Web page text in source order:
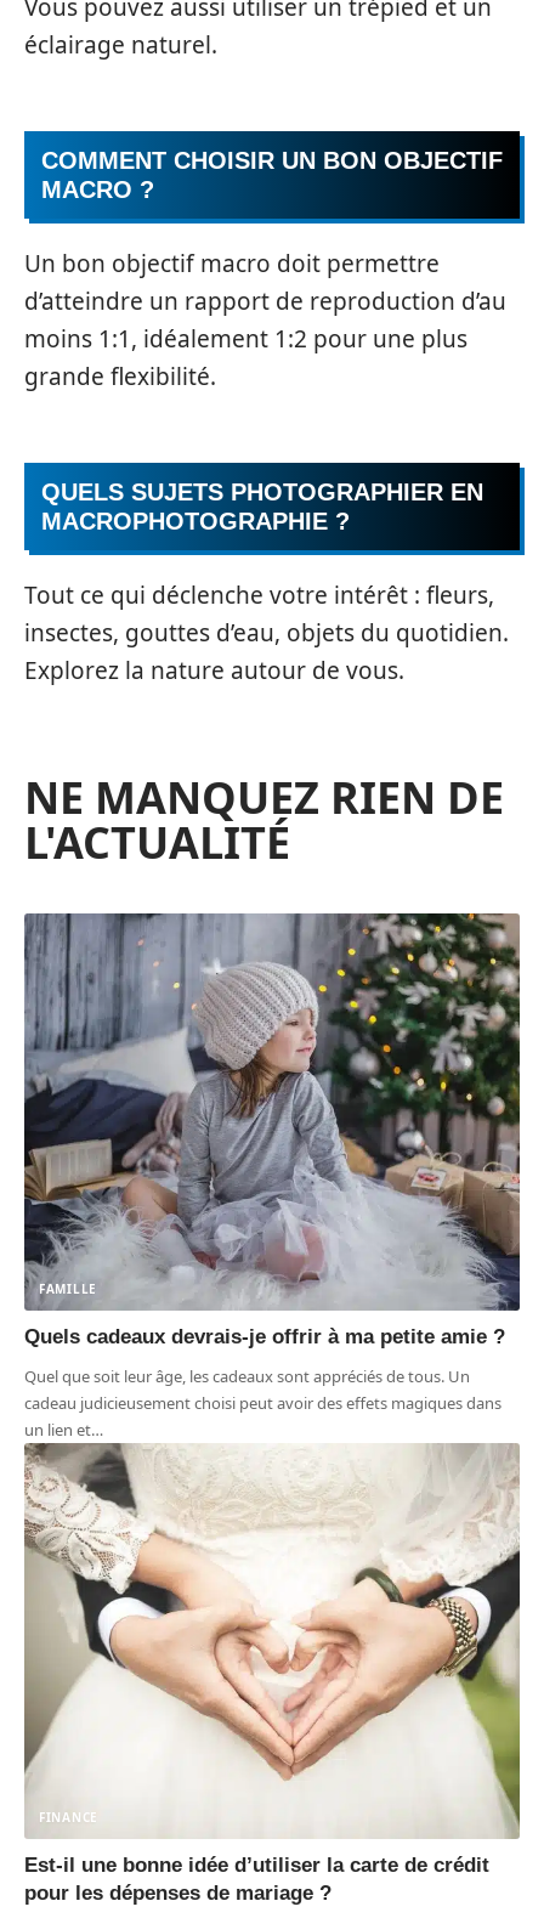
Vous pouvez aussi utiliser un trépied et un
éclairage naturel.
COMMENT CHOISIR UN BON OBJECTIF
MACRO ?
Un bon objectif macro doit permettre
d’atteindre un rapport de reproduction d’au
moins 1:1, idéalement 1:2 pour une plus
grande flexibilité.
QUELS SUJETS PHOTOGRAPHIER EN
MACROPHOTOGRAPHIE ?
Tout ce qui déclenche votre intérêt : fleurs,
insectes, gouttes d’eau, objets du quotidien.
Explorez la nature autour de vous.
NE MANQUEZ RIEN DE
L'ACTUALITÉ
FAMILLE
Quels cadeaux devrais-je offrir à ma petite amie ?
Quel que soit leur âge, les cadeaux sont appréciés de tous. Un
cadeau judicieusement choisi peut avoir des effets magiques dans
un lien et…
FINANCE
Est-il une bonne idée d’utiliser la carte de crédit
pour les dépenses de mariage ?